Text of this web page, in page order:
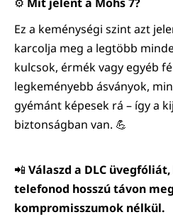
Ez a keménységi szint azt
karcolja meg a legtöbb
kulcsok, érmék vagy egyéb
legkeményebb ásványok,
gyémánt képesek rá – így a
biztonságban van. 💪
📲 Válaszd a DLC
telefonod hosszú távon
kompromisszumok nélkül.